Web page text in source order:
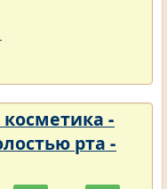
.
-
рта -